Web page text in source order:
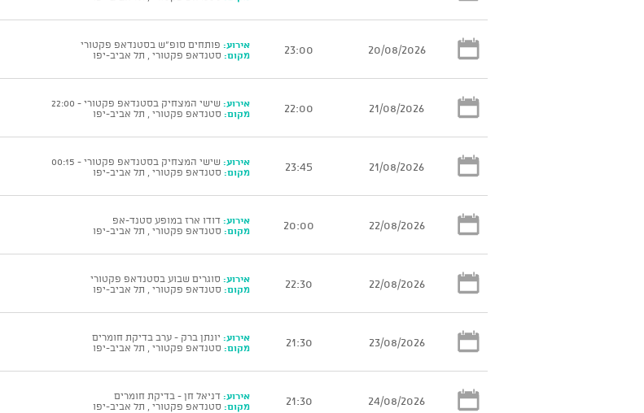
20/08/2026
23:00 אירוע: פותחים סופ"ש בסטנדאפ פקטורי
מקום: סטנדאפ פקטורי , תל אביב-יפו
21/08/2026
22:00 אירוע: שישי המצחיק בסטנדאפ פקטורי - 22:00
מקום: סטנדאפ פקטורי , תל אביב-יפו
21/08/2026
23:45 אירוע: שישי המצחיק בסטנדאפ פקטורי - 00:15
מקום: סטנדאפ פקטורי , תל אביב-יפו
22/08/2026
20:00 אירוע: דודו ארז במופע סטנד-אפ
מקום: סטנדאפ פקטורי , תל אביב-יפו
22/08/2026
22:30 אירוע: סוגרים שבוע בסטנדאפ פקטורי
מקום: סטנדאפ פקטורי , תל אביב-יפו
23/08/2026
21:30 אירוע: יונתן ברק - ערב בדיקת חומרים
מקום: סטנדאפ פקטורי , תל אביב-יפו
24/08/2026
21:30 אירוע: דניאל חן - בדיקת חומרים
מקום: סטנדאפ פקטורי , תל אביב-יפו